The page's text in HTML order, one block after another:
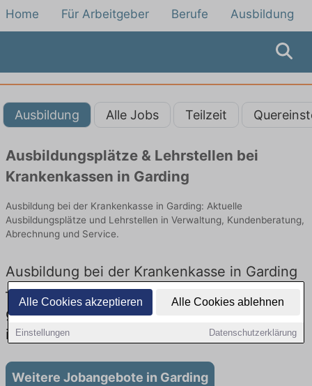
Alle Cookies akzeptieren Alle Cookies ablehnen
Einstellungen Datenschutzerklärung
Home Für Arbeitgeber Berufe Ausbildung
Ausbildung Alle Jobs Teilzeit
Ausbildungsplätze & Lehrstellen bei
Krankenkassen in Garding
Ausbildung bei der Krankenkasse in Garding: Aktuelle
Ausbildungsplätze und Lehrstellen in Verwaltung, Kundenberatung,
Abrechnung und Service.
Ausbildung bei der Krankenkasse in Garding
– Ausbildungsplätze und Lehrstellen: Aktuell
gibt es keine Stellenangebote für Ausbildung
in Garding
Weitere Jobangebote in Garding